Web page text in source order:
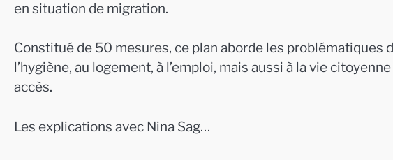
en situation de migration.
Constitué de 50 mesures, ce plan aborde les problématiques
l’hygiène, au logement, à l’emploi, mais aussi à la vie
accès.
Les explications avec Nina Sag…